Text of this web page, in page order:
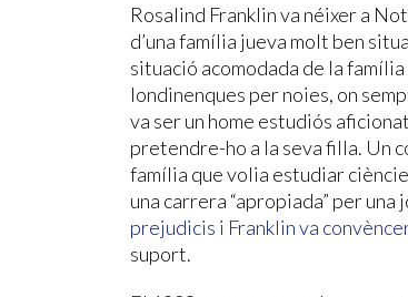
Rosalind Franklin va néixer a
d’una família jueva molt ben
situació acomodada de la
londinenques per noies, on
va ser un home estudiós
pretendre-ho a la seva filla. Un
família que volia estudiar
una carrera “apropiada” per
prejudicis i Franklin va
suport.